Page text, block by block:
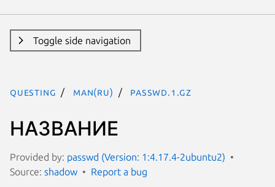
Toggle side navigation
questing man(ru) passwd.1.gz
НАЗВАНИЕ
Provided by: passwd (Version: 1:4.17.4-2ubuntu2)
Source: shadow Report a bug